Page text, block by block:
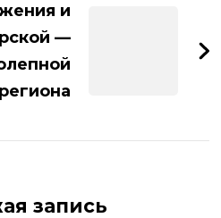
и
—
запись